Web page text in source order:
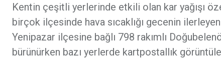
Kentin çeşitli yerlerinde etkili olan kar yağışı
birçok ilçesinde hava sıcaklığı gecenin
Yenipazar ilçesine bağlı 798 rakımlı
bürünürken bazı yerlerde kartpostallık